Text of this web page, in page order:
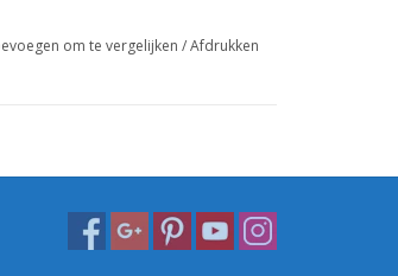
om te vergelijken /Afdrukken